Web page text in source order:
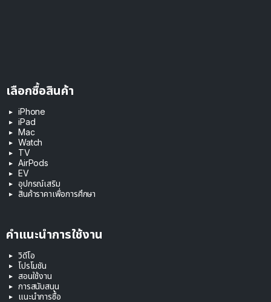
เลือกซื้อสินค้า
iPhone
iPad
Mac
Watch
TV
AirPods
EV
อุปกรณ์เสริม
สินค้าราคาเพื่อการศึกษา
คำแนะนำการใช้งาน
วิดีโอ
โปรโมชัน
สอนใช้งาน
การสนับสนุน
แนะนำการซื้อ